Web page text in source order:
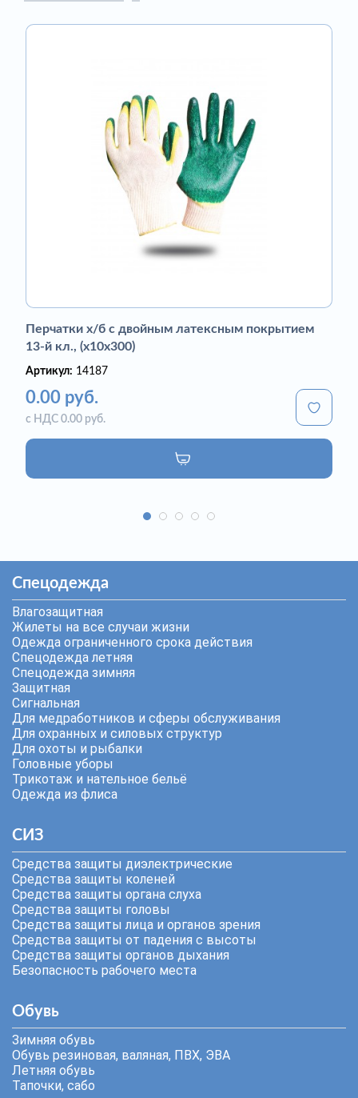
Перчатки х/б с двойным латексным покрытием
13-й кл., (х10х300)
Артикул: 14187
0.00 руб.
с НДС 0.00 руб.
Спецодежда
Влагозащитная
Жилеты на все случаи жизни
Одежда ограниченного срока действия
Спецодежда летняя
Спецодежда зимняя
Защитная
Сигнальная
Для медработников и сферы обслуживания
Для охранных и силовых структур
Для охоты и рыбалки
Головные уборы
Трикотаж и нательное бельё
Одежда из флиса
СИЗ
Средства защиты диэлектрические
Средства защиты коленей
Средства защиты органа слуха
Средства защиты головы
Средства защиты лица и органов зрения
Средства защиты от падения с высоты
Средства защиты органов дыхания
Безопасность рабочего места
Обувь
Зимняя обувь
Обувь резиновая, валяная, ПВХ, ЭВА
Летняя обувь
Тапочки, сабо